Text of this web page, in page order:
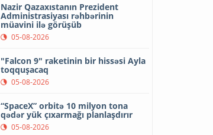
Nazir Qazaxıstanın Prezident
Administrasiyası rəhbərinin
müavini ilə görüşüb
05-08-2026
"Falcon 9" raketinin bir hissəsi Ayla
toqquşacaq
05-08-2026
“SpaceX” orbitə 10 milyon tona
qədər yük çıxarmağı planlaşdırır
05-08-2026